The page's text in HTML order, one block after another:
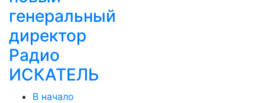
генеральный
директор
Радио
ИСКАТЕЛЬ
В начало